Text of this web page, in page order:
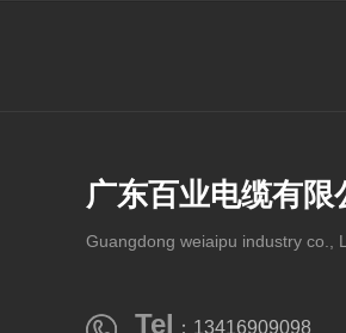
广东百业电缆有限
Guangdong weiaipu industry co.,
Tel ：13416909098